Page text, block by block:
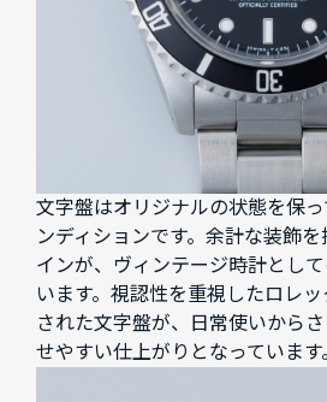
文字盤はオリジナルの状態を保
ンディションです。余計な装飾
インが、ヴィンテージ時計とし
います。視認性を重視したロレ
された文字盤が、日常使いから
せやすい仕上がりとなっています